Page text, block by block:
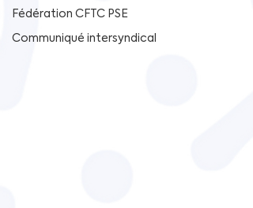
Fédération CFTC PSE
Communiqué intersyndical